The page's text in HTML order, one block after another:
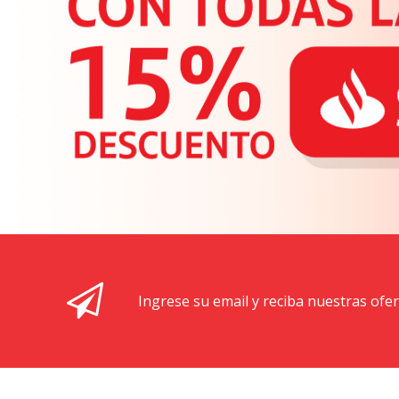
Ingrese su email y reciba nuestras